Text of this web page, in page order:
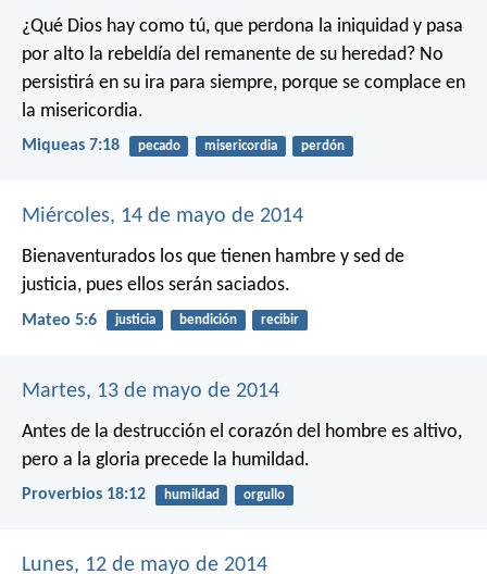
¿Qué Dios hay como tú, que perdona la iniquidad y pasa
por alto la rebeldía del remanente de su heredad? No
persistirá en su ira para siempre, porque se complace en
la misericordia.
Miqueas 7:18 pecado misericordia perdón
Miércoles, 14 de mayo de 2014
Bienaventurados los que tienen hambre y sed de
justicia, pues ellos serán saciados.
Mateo 5:6 justicia bendición recibir
Martes, 13 de mayo de 2014
Antes de la destrucción el corazón del hombre es altivo,
pero a la gloria precede la humildad.
Proverbios 18:12 humildad orgullo
Lunes, 12 de mayo de 2014